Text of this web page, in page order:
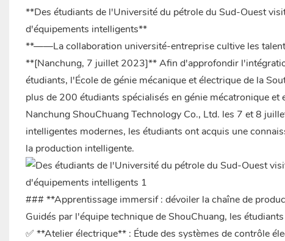
**Des étudiants de l'Université du pétrole du Sud-Ouest
d'équipements intelligents**
**——La collaboration université-entreprise cultive les
**[Nanchung, 7 juillet 2023]** Afin d'approfondir
étudiants, l'École de génie mécanique et électrique de la
plus de 200 étudiants spécialisés en génie mécatronique
Nanchung ShouChuang Technology Co., Ltd. les 7 et 8
intelligentes modernes, les étudiants ont acquis une
la production intelligente.
### **Apprentissage immersif : dévoiler la chaîne de
Guidés par l'équipe technique de ShouChuang, les
✅ **Atelier électrique** : Étude des systèmes de contrôle